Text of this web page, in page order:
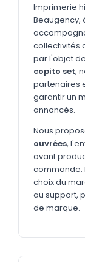
Sweatshirts
GOODIES
Catalogue
Bureau &
Sacs &
Technologie
Vêtements
Outils &
Cuisine
Imprimerie
Beaugency,
collectivités
par l'objet
copito set,
partenaires
garantir un
annoncés.
Nous
ouvrées,
avant
commande.
choix du
au support,
de marque.